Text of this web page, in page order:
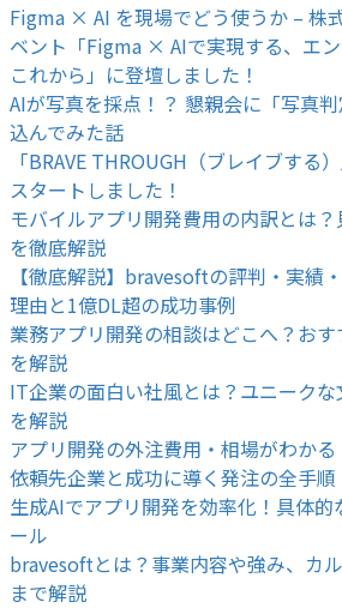
Figma × AI を現場でどう使うか – 株
ベント「Figma × AIで実現する、エ
これから」に登壇しました！
AIが写真を採点！？ 懇親会に「写真
込んでみた話
「BRAVE THROUGH（ブレイブする
スタートしました！
モバイルアプリ開発費用の内訳とは
を徹底解説
【徹底解説】bravesoftの評判・実績
理由と1億DL超の成功事例
業務アプリ開発の相談はどこへ？お
を解説
IT企業の面白い社風とは？ユニーク
を解説
アプリ開発の外注費用・相場がわか
依頼先企業と成功に導く発注の全手順
生成AIでアプリ開発を効率化！具体
ール
bravesoftとは？事業内容や強み、カ
まで解説